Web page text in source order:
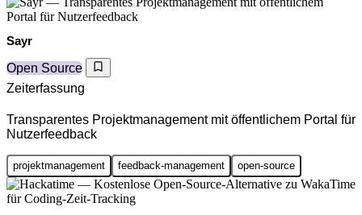
Sayr
Open Source
Zeiterfassung
Transparentes Projektmanagement mit öffentlichem Portal für
Nutzerfeedback
projektmanagement feedback-management open-source